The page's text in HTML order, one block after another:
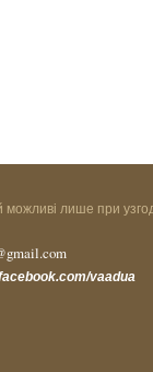
можливі лише при
vaadua